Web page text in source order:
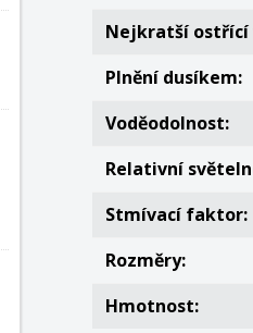
Nejkratší ostřící
Plnění dusíkem:
Voděodolnost:
Relativní
Stmívací faktor:
Rozměry:
Hmotnost: